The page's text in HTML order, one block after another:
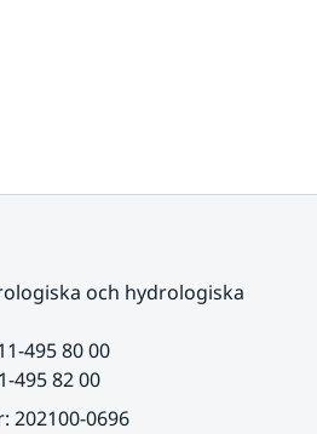
och hydrologiska
495 80 00
495 82 00
202100-0696